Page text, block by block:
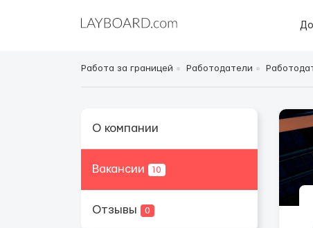
Работа за границей Работодатели
О компании
Вакансии 10
Отзывы 0